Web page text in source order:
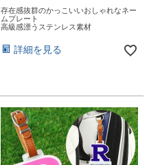
存在感抜群のかっこいいおしゃれなネー
ムプレート
高級感漂うステンレス素材
詳細を見る